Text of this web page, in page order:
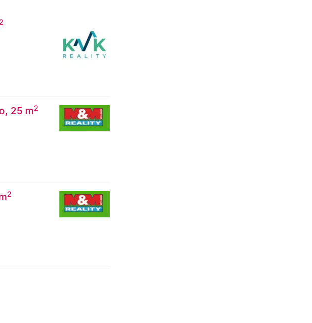
2
25 m2
2